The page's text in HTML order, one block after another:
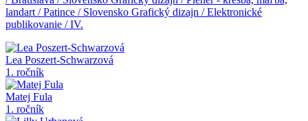
landart / Patince / Slovensko Grafický dizajn / Elektronické
publikovanie / IV.
Lea Poszert-Schwarzová
1. ročník
Matej Fula
1. ročník